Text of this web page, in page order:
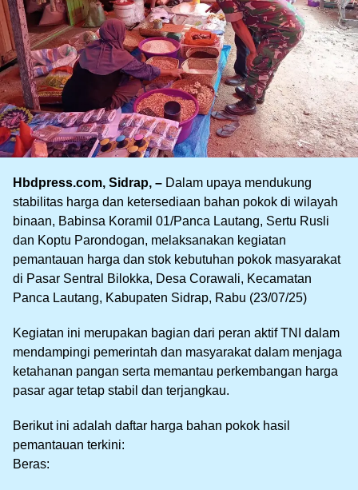
Hbdpress.com, Sidrap, – Dalam upaya mendukung
stabilitas harga dan ketersediaan bahan pokok di wilayah
binaan, Babinsa Koramil 01/Panca Lautang, Sertu Rusli
dan Koptu Parondogan, melaksanakan kegiatan
pemantauan harga dan stok kebutuhan pokok masyarakat
di Pasar Sentral Bilokka, Desa Corawali, Kecamatan
Panca Lautang, Kabupaten Sidrap, Rabu (23/07/25)
Kegiatan ini merupakan bagian dari peran aktif TNI dalam
mendampingi pemerintah dan masyarakat dalam menjaga
ketahanan pangan serta memantau perkembangan harga
pasar agar tetap stabil dan terjangkau.
Berikut ini adalah daftar harga bahan pokok hasil
pemantauan terkini:
Beras: